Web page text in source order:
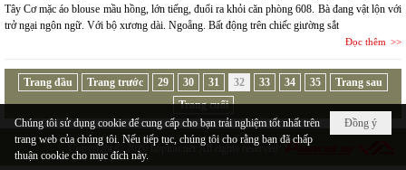
Tây Cơ mặc áo blouse mầu hồng, lớn tiếng, đuổi ra khỏi căn phòng 608. Bà đang vật lộn với
trở ngại ngôn ngữ. Với bộ xương dài. Ngoẵng. Bất động trên chiếc giường sắt
Đọc thêm
Trang đầu Trang trước 29 30 31 32 33 34 35
Trang sau
Trang cuối
Copyright © 2026 hopluu.net All rights reserved
Đồng ý
Chúng tôi sử dụng cookie để cung cấp cho bạn trải nghiệm tốt nhất trên
trang web của chúng tôi. Nếu tiếp tục, chúng tôi cho rằng bạn đã chấp
thuận cookie cho mục đích này.